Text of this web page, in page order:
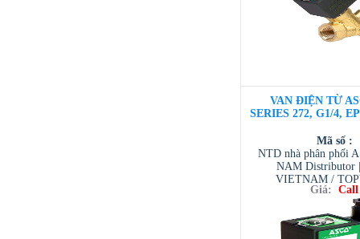
VAN ĐIỆN TỪ
SERIES 272, G1/4,
Mã số :
NTD nhà phân phối
NAM Distributor
VIETNAM /
VIETNAM /
/ TESCOM
Giá: Call